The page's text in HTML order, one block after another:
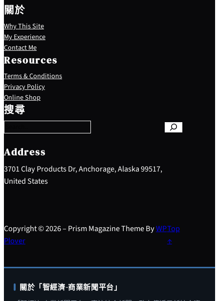
關於
Why This Site
My Experience
Contact Me
Resources
Terms & Conditions
Privacy Policy
Online Shop
搜尋
S
e
a
c
h
Address
3701 Clay Products Dr, Anchorage, Alaska 99517,
United States
Copyright © 2026 – Prism Magazine Theme ByWP
Plover
Top
↑
關於「智經濟-商業新聞平台」